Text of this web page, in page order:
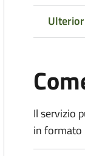
Il servizio
in formato